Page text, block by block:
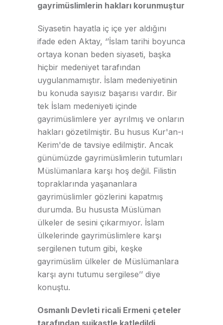
gayrimüslimlerin hakları korunmuştur
Siyasetin hayatla iç içe yer aldığını
ifade eden Aktay, ‘’İslam tarihi boyunca
ortaya konan beden siyaseti, başka
hiçbir medeniyet tarafından
uygulanmamıştır. İslam medeniyetinin
bu konuda sayısız başarısı vardır. Bir
tek İslam medeniyeti içinde
gayrimüslimlere yer ayrılmış ve onların
hakları gözetilmiştir. Bu husus Kur'an-ı
Kerim'de de tavsiye edilmiştir. Ancak
günümüzde gayrimüslimlerin tutumları
Müslümanlara karşı hoş değil. Filistin
topraklarında yaşananlara
gayrimüslimler gözlerini kapatmış
durumda. Bu hususta Müslüman
ülkeler de sesini çıkarmıyor. İslam
ülkelerinde gayrimüslimlere karşı
sergilenen tutum gibi, keşke
gayrimüslim ülkeler de Müslümanlara
karşı aynı tutumu sergilese’’ diye
konuştu.
Osmanlı Devleti ricali Ermeni çeteler